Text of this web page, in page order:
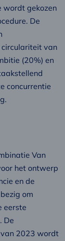
wordt gekozen
De
van
(20%) en
concurrentie
Van
het ontwerp
en de
om
eerste
De
2023 wordt